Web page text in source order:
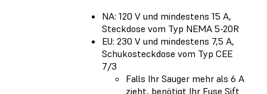
NA: 120 V und mindestens 15 A,
Steckdose vom Typ NEMA 5-20R
EU: 230 V und mindestens 7,5 A,
Schukosteckdose vom Typ CEE
7/3
Falls Ihr Sauger mehr als 6 A
zieht, benötigt Ihr Fuse Sift